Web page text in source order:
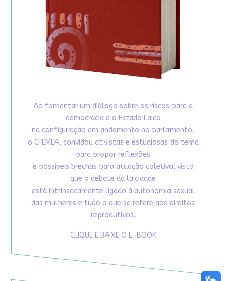
Ao fomentar um diálogo sobre os riscos para a
democracia e o Estado Laico
na configuração em andamento no parlamento,
o CFEMEA, convidou ativistas e estudiosas do tema
para propor reflexões
e possíveis brechas para atuação coletiva, visto
que o debate da laicidade
está intrinsecamente ligado à autonomia sexual
das mulheres e tudo o que se refere aos direitos
reprodutivos.
CLIQUE E BAIXE O E-BOOK